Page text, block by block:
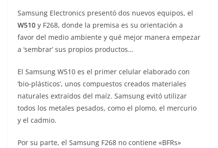
Samsung Electronics presentó dos nuevos equipos, el
W510 y F268, donde la premisa es su orientación a
favor del medio ambiente y qué mejor manera empezar
a ‘sembrar’ sus propios productos…
El Samsung W510 es el primer celular elaborado con
‘bio-plásticos’, unos compuestos creados materiales
naturales extraídos del maíz. Samsung evitó utilizar
todos los metales pesados, como el plomo, el mercurio
y el cadmio.
Por su parte, el Samsung F268 no contiene «BFRs»